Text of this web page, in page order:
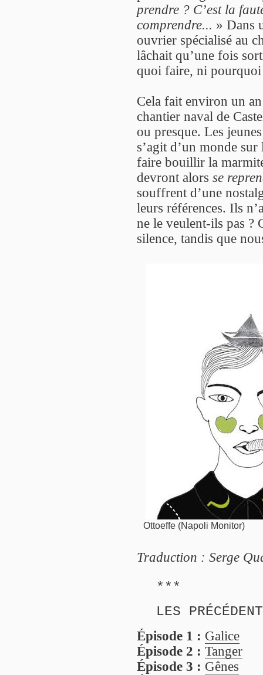
prendre ? C’est la
comprendre... » Dans
ouvrier spécialisé au
lâchait qu’une fois
quoi faire, ni
Cela fait environ un
chantier naval de
ou presque. Les
s’agit d’un monde
faire bouillir la
devront alors se
souffrent d’une
leurs références. Ils
ne le veulent-ils pas ?
silence, tandis que
Ottoeffe (Napoli Monitor)
Traduction : Serge
***
LES
Épisode 1 : Galice
Épisode 2 : Tanger
Épisode 3 : Gênes